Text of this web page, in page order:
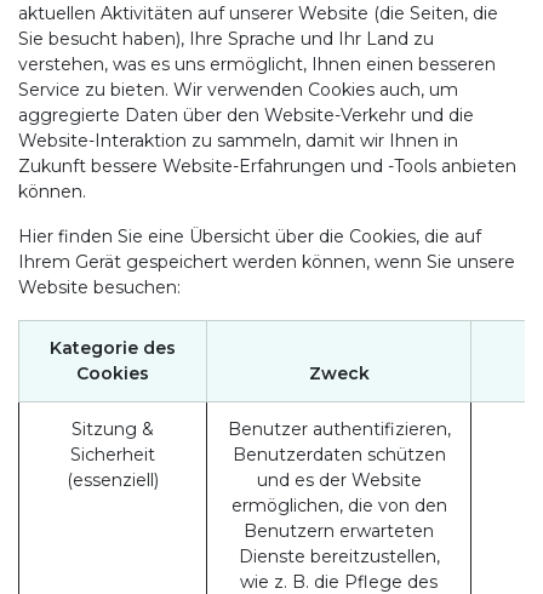
aktuellen Aktivitäten auf unserer Website (die Seiten, die
Sie besucht haben), Ihre Sprache und Ihr Land zu
verstehen, was es uns ermöglicht, Ihnen einen besseren
Service zu bieten. Wir verwenden Cookies auch, um
aggregierte Daten über den Website-Verkehr und die
Website-Interaktion zu sammeln, damit wir Ihnen in
Zukunft bessere Website-Erfahrungen und -Tools anbieten
können.
Hier finden Sie eine Übersicht über die Cookies, die auf
Ihrem Gerät gespeichert werden können, wenn Sie unsere
Website besuchen:
Kategorie des
Cookies
Zweck
Sitzung &
Sicherheit
(essenziell)
Benutzer authentifizieren,
Benutzerdaten schützen
und es der Website
ermöglichen, die von den
Benutzern erwarteten
Dienste bereitzustellen,
wie z. B. die Pflege des